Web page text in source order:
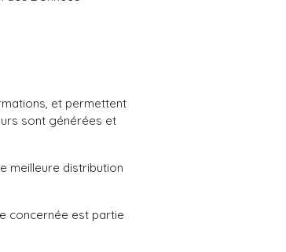
et permettent
sont générées et
meilleure distribution
concernée est partie